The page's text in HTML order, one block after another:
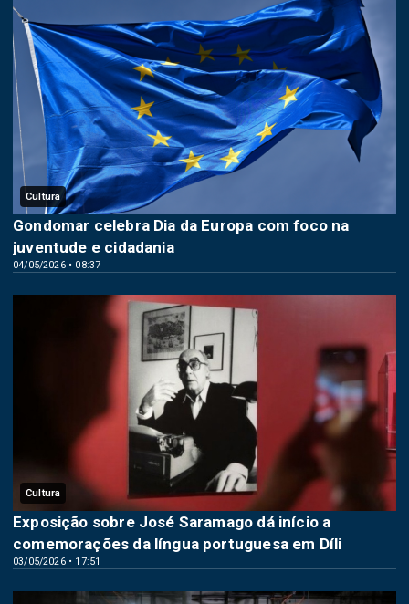
Cultura
04/05/2026 • 08:37
Gondomar celebra Dia da Europa com foco na
juventude e cidadania
Cultura
03/05/2026 • 17:51
Exposição sobre José Saramago dá início a
comemorações da língua portuguesa em Díli